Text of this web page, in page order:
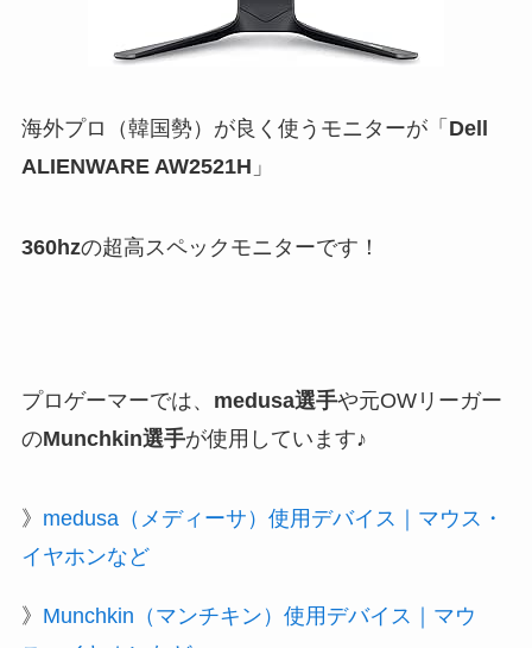
海外プロ（韓国勢）が良く使うモニターが「 Dell
ALIENWARE AW2521H 」
360hzの超高スペックモニターです！
プロゲーマーでは、 medusa選手や元OWリーガー
のMunchkin選手が使用しています♪
》 medusa（メディーサ）使用デバイス｜マウス・
イヤホンなど
》 Munchkin（マンチキン）使用デバイス｜マウ